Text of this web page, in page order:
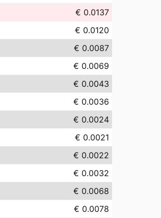
€ 0.0137
€ 0.0120
€ 0.0087
€ 0.0069
€ 0.0043
€ 0.0036
€ 0.0024
€ 0.0021
€ 0.0022
€ 0.0032
€ 0.0068
€ 0.0078